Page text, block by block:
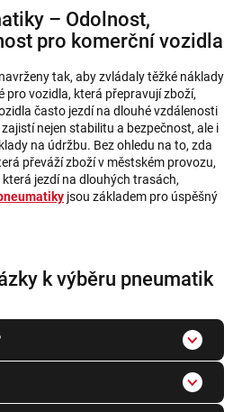
– Odolnost,
pro komerční vozidla
tak, aby zvládaly těžké náklady
pro vozidla, která přepravují zboží,
často jezdí na dlouhé vzdálenosti
nejen stabilitu a bezpečnost, ale i
na údržbu. Bez ohledu na to, zda
převáží zboží v městském provozu,
jezdí na dlouhých trasách,
jsou základem pro úspěšný
k výběru pneumatik